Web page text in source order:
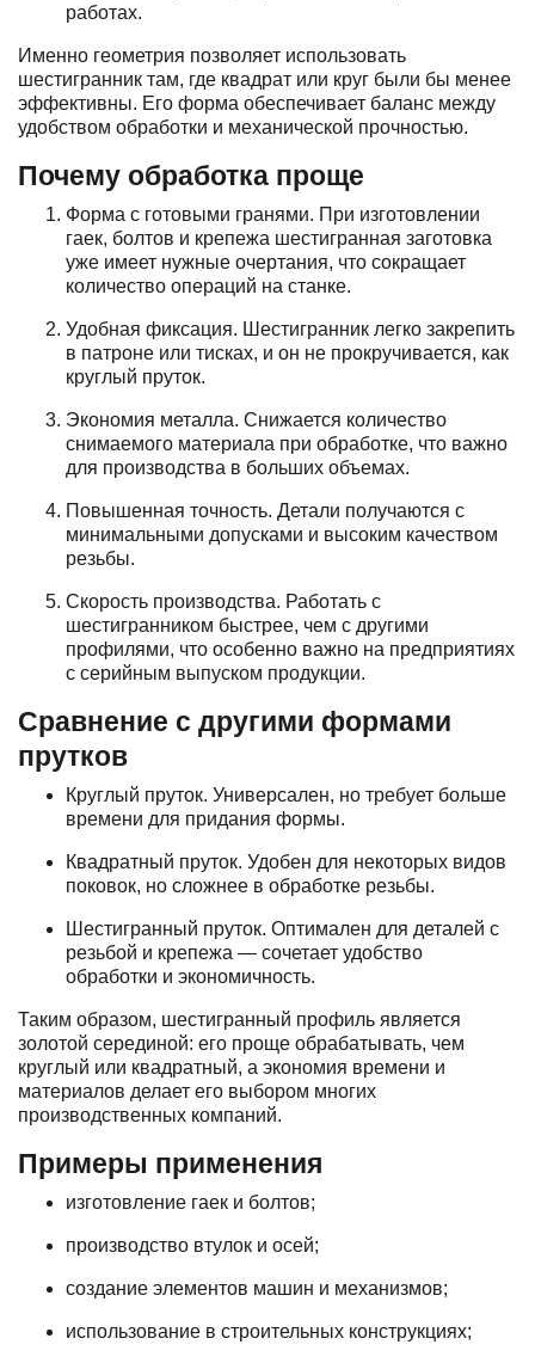
работах.
Именно геометрия позволяет использовать
шестигранник там, где квадрат или круг были бы менее
эффективны. Его форма обеспечивает баланс между
удобством обработки и механической прочностью.
Почему обработка проще
Форма с готовыми гранями. При изготовлении
гаек, болтов и крепежа шестигранная заготовка
уже имеет нужные очертания, что сокращает
количество операций на станке.
Удобная фиксация. Шестигранник легко закрепить
в патроне или тисках, и он не прокручивается, как
круглый пруток.
Экономия металла. Снижается количество
снимаемого материала при обработке, что важно
для производства в больших объемах.
Повышенная точность. Детали получаются с
минимальными допусками и высоким качеством
резьбы.
Скорость производства. Работать с
шестигранником быстрее, чем с другими
профилями, что особенно важно на предприятиях
с серийным выпуском продукции.
Сравнение с другими формами
прутков
Круглый пруток. Универсален, но требует больше
времени для придания формы.
Квадратный пруток. Удобен для некоторых видов
поковок, но сложнее в обработке резьбы.
Шестигранный пруток. Оптимален для деталей с
резьбой и крепежа — сочетает удобство
обработки и экономичность.
Таким образом, шестигранный профиль является
золотой серединой: его проще обрабатывать, чем
круглый или квадратный, а экономия времени и
материалов делает его выбором многих
производственных компаний.
Примеры применения
изготовление гаек и болтов;
производство втулок и осей;
создание элементов машин и механизмов;
использование в строительных конструкциях;